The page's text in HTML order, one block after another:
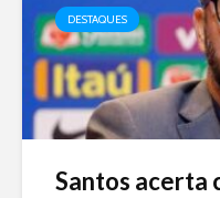
DESTAQUES
Santos acerta